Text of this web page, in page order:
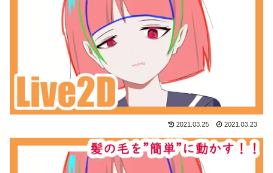
2021.03.25 2021.03.23